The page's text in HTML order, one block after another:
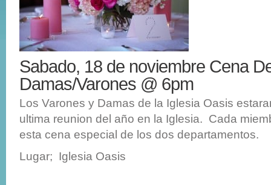
Sabado, 18 de noviembre Cena
Damas/Varones @ 6pm
Los Varones y Damas de la Iglesia Oasis
ultima reunion del año en la Iglesia. Cada
esta cena especial de los dos departamentos.
Lugar; Iglesia Oasis